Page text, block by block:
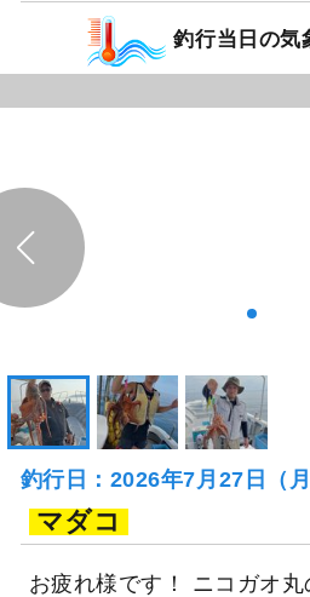
釣行当日の気
釣行日：2026年7月27日（
マダコ
お疲れ様です！ ニコガオ丸